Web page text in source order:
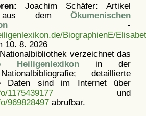
Joachim Schäfer: Artikel
aus dem Ökumenischen
-
BiographienE/
10. 8. 2026
verzeichnet das
Heiligenlexikonin der
detaillierte
Daten sind im Internet über
1175439177und
969828497abrufbar.